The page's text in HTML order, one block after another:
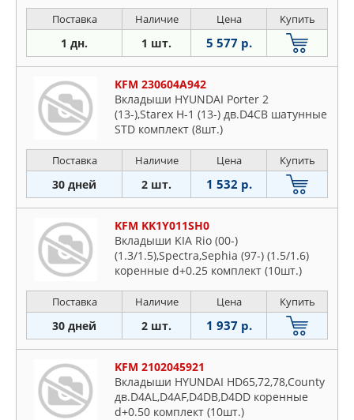
Поставка Наличие Цена Купить
1 дн. 1 шт. 5 577 р.
KFM 230604A942
Вкладыши HYUNDAI Porter 2
(13-),Starex H-1 (13-) дв.D4CB шатунные
STD комплект (8шт.)
Поставка Наличие Цена Купить
30 дней 2 шт. 1 532 р.
KFM KK1Y011SH0
Вкладыши KIA Rio (00-)
(1.3/1.5),Spectra,Sephia (97-) (1.5/1.6)
коренные d+0.25 комплект (10шт.)
Поставка Наличие Цена Купить
30 дней 2 шт. 1 937 р.
KFM 2102045921
Вкладыши HYUNDAI HD65,72,78,County
дв.D4AL,D4AF,D4DB,D4DD коренные
d+0.50 комплект (10шт.)